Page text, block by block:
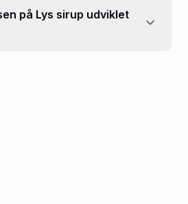
på Lys sirup udviklet